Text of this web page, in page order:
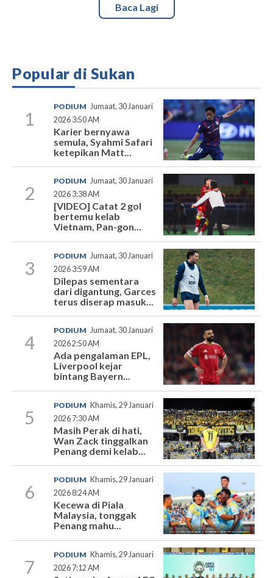
Baca Lagi
Popular di Sukan
1
PODIUM Jumaat, 30 Januari
2026 3:50 AM
Karier bernyawa
semula, Syahmi Safari
ketepikan Matt...
2
PODIUM Jumaat, 30 Januari
2026 3:38 AM
[VIDEO] Catat 2 gol
bertemu kelab
Vietnam, Pan-gon...
3
PODIUM Jumaat, 30 Januari
2026 3:59 AM
Dilepas sementara
dari digantung, Garces
terus diserap masuk...
4
PODIUM Jumaat, 30 Januari
2026 2:50 AM
Ada pengalaman EPL,
Liverpool kejar
bintang Bayern...
5
PODIUM Khamis, 29 Januari
2026 7:30 AM
Masih Perak di hati,
Wan Zack tinggalkan
Penang demi kelab...
6
PODIUM Khamis, 29 Januari
2026 8:24 AM
Kecewa di Piala
Malaysia, tonggak
Penang mahu...
7
PODIUM Khamis, 29 Januari
2026 7:12 AM